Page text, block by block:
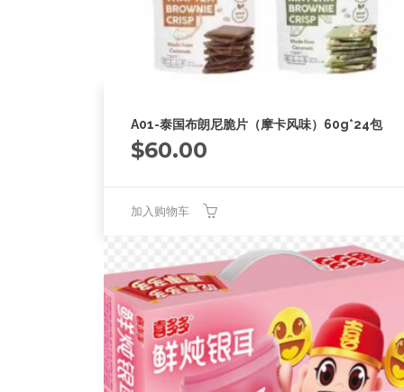
A01-泰国布朗尼脆片（摩卡风味）60g*24包
$60.00
加入购物车